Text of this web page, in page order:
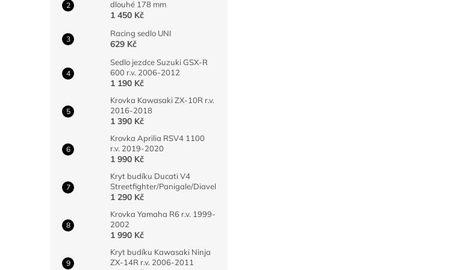
dlouhé 178 mm
1 450 Kč
Racing sedlo UNI
629 Kč
Sedlo jezdce Suzuki GSX-R
600 r.v. 2006-2012
1 190 Kč
Krovka Kawasaki ZX-10R r.v.
2016-2018
1 390 Kč
Krovka Aprilia RSV4 1100
r.v. 2019-2020
1 990 Kč
Kryt budíku Ducati V4
Streetfighter/Panigale/Diavel
1 290 Kč
Krovka Yamaha R6 r.v. 1999-
2002
1 990 Kč
Kryt budíku Kawasaki Ninja
ZX-14R r.v. 2006-2011